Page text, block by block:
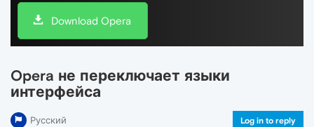
Download Opera
Opera не переключает языки
интерфейса
Русский Log in to reply